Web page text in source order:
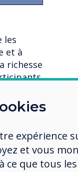
les
et à
richesse
expérience
et vous
que tous